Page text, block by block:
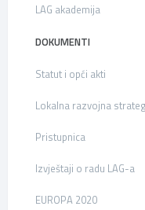
LAG akademija
DOKUMENTI
Statut i opći akti
Lokalna razvojna
Pristupnica
Izvještaji o radu LAG-a
EUROPA 2020